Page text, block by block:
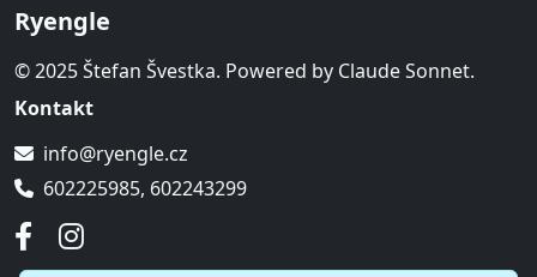
Ryengle
© 2025 Štefan Švestka. Powered by Claude Sonnet.
Kontakt
info@ryengle.cz
602225985, 602243299